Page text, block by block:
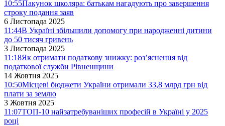
10:55Пакунок школяра: батькам нагадують про завершення
строку подання заяв
6 Листопада 2025
11:44В Україні збільшили допомогу при народженні дитини
до 50 тисяч гривень
3 Листопада 2025
11:18Як отримати податкову знижку: роз’яснення від
податкової служби Рівненщини
14 Жовтня 2025
10:50Місцеві бюджети України отримали 33,8 млрд грн від
плати за землю
3 Жовтня 2025
11:07ТОП-10 найзатребуваніших професій в Україні у 2025
році